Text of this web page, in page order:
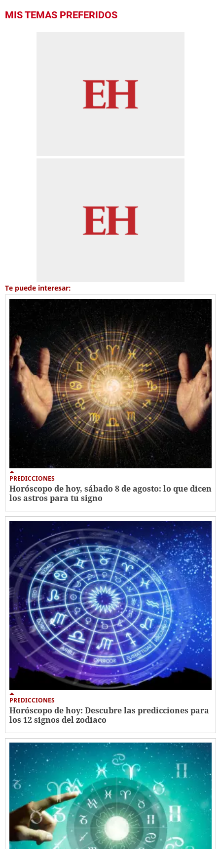
MIS TEMAS PREFERIDOS
Te puede interesar:
PREDICCIONES
Horóscopo de hoy, sábado 8 de agosto: lo que dicen
los astros para tu signo
PREDICCIONES
Horóscopo de hoy: Descubre las predicciones para
los 12 signos del zodiaco